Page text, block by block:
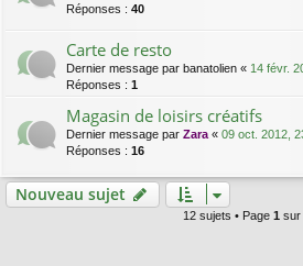
Réponses : 40
Carte de resto
Dernier message par banatolien « 14 févr.
Réponses : 1
Magasin de loisirs créatifs
Dernier message par Zara « 09 oct. 2012,
Réponses : 16
Nouveau sujet
12 sujets • Page 1 sur